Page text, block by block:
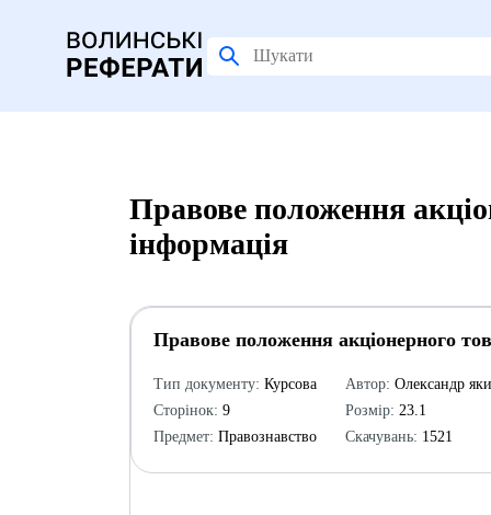
Правове положення
інформація
Правове положення акціонерного
Тип документу: Курсова
Сторінок: 9
Предмет: Правознавство
Автор: Олександр
Розмір: 23.1
Скачувань: 1521